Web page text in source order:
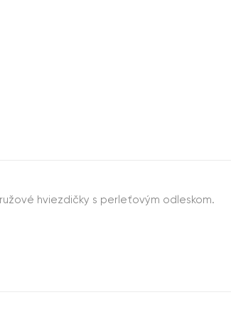
hviezdičky s perleťovým odleskom.